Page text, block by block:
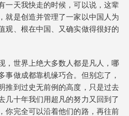
一天我快走的时候，可以说，这辈
就是创造并管理了一家以中国人为
观、根在中国、又确实做得很好的
，世界上绝大多数人都是凡人，哪
事做成都靠机缘巧合。但别忘了，
推到过史无前例的高度，只是过去
几十年我们用超凡的努力又回到了
你完全可以沿着他们的路，再往前